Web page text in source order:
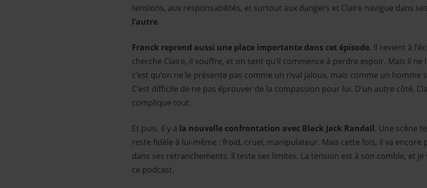
tensions, aux responsabilités, et surtout aux dangers et Claire navigue dans
l’autre.
Franck reprend aussi une place importante dans cet épisode. Il revient à
cherche Claire, il souffre, et on sent qu’il commence à perdre espoir. Mais il ne
c’est qu’on ne le présente pas comme un rival jaloux, mais comme un homme
C’est difficile de ne pas éprouver de la compassion pour lui. D’un autre côté,
complique tout.
Et puis, il y a la nouvelle confrontation avec Black Jack Randall. Une scène
reste fidèle à lui-même : froid, cruel, manipulateur. Mais cette fois, il va encore
dans ses retranchements. Il teste ses limites. La tension est à son comble, et
ce podcast.